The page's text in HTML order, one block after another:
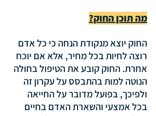
מה תוכן החוק?
החוק יוצא מנקודת הנחה כי כל אדם
רוצה לחיות בכל מחיר, אלא אם יוכח
אחרת. החוק קובע את הטיפול בחולה
הנוטה למות בהתבסס על עקרון זה
ולפיכך, בפועל מדובר על החייאה
בכל אמצעי והשארת האדם בחיים